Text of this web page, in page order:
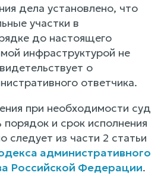
дела установлено, что
участки в
до настоящего
инфраструктурой не
о
ответчика.
при необходимости суд
порядок и срок исполнения
следует из части 2 статьи
административного
Российской Федерации.